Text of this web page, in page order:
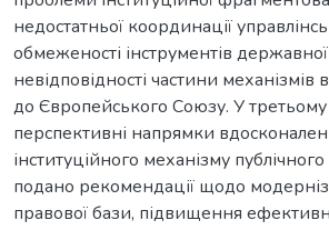
недостатньої координації
обмеженості інструментів
невідповідності частини механізмів
до Європейського Союзу. У третьому
перспективні напрямки
інституційного механізму
подано рекомендації щодо
правової бази, підвищення